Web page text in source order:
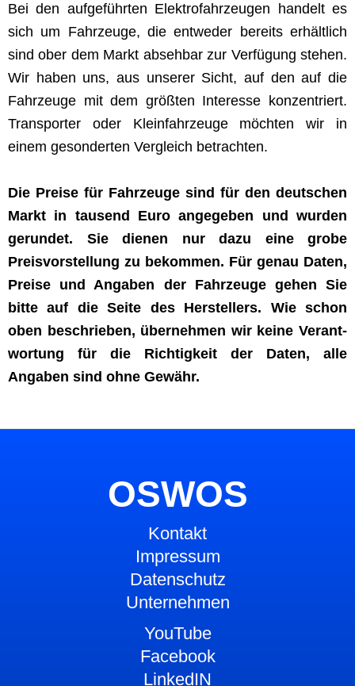
Bei den aufge­führten Elek­tro­fahrzeu­gen han­delt es
sich um Fahrzeuge, die entwed­er bere­its erhältlich
sind ober dem Markt abse­hbar zur Ver­fü­gung ste­hen.
Wir haben uns, aus unser­er Sicht, auf den auf die
Fahrzeuge mit dem größten Inter­esse konzen­tri­ert.
Trans­porter oder Kle­in­fahrzeuge möcht­en wir in
einem geson­derten Ver­gle­ich betrachten.
Die Preise für Fahrzeuge sind für den deutschen
Markt in tausend Euro angegeben und wur­den
gerun­det. Sie dienen nur dazu eine grobe
Preisvorstel­lung zu bekom­men. Für genau Dat­en,
Preise und Angaben der Fahrzeuge gehen Sie
bitte auf die Seite des Her­stellers. Wie schon
oben beschrieben, übernehmen wir keine Ver­ant­
wor­tung für die Richtigkeit der Dat­en, alle
Angaben sind ohne Gewähr.
OSWOS
Kontakt
Impressum
Datenschutz
Unternehmen
YouTube
Facebook
LinkedIN